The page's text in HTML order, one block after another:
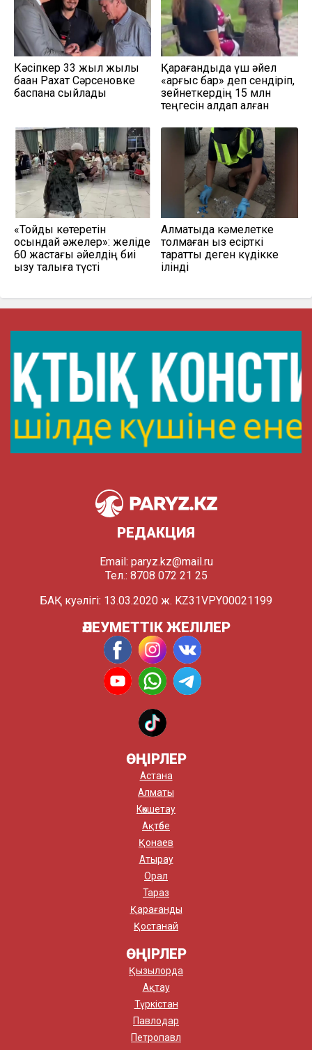
Кәсіпкер 33 жыл жылқы
баққан Рахат Сәрсеновке
баспана сыйлады
Қарағандыда үш әйел
«қарғыс бар» деп сендіріп,
зейнеткердің 15 млн
теңгесін алдап алған
«Тойды көтеретін
осындай әжелер»: желіде
60 жастағы әйелдің биі
қызу талқыға түсті
Алматыда кәмелетке
толмаған қыз есірткі
таратты деген күдікке
ілінді
РЕДАКЦИЯ
Email: paryz.kz@mail.ru
Тел.: 8708 072 21 25
БАҚ куәлігі: 13.03.2020 ж. KZ31VPY00021199
ӘЛЕУМЕТТІК ЖЕЛІЛЕР
ӨҢІРЛЕР
Астана
Алматы
Көкшетау
Ақтөбе
Қонаев
Атырау
Орал
Тараз
Қарағанды
Қостанай
ӨҢІРЛЕР
Қызылорда
Ақтау
Түркістан
Павлодар
Петропавл